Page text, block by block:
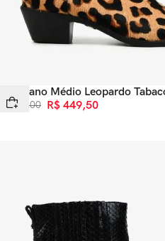
Bota Cano Médio Leopardo
R$ 899 ,00 R$ 449,50